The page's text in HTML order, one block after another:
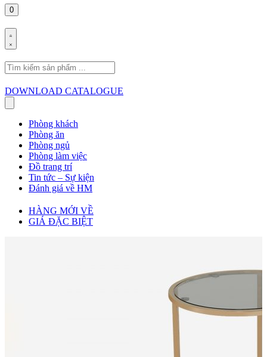
0
Search
for:
DOWNLOAD CATALOGUE
Phòng khách
Phòng ăn
Phòng ngủ
Phòng làm việc
Đồ trang trí
Tin tức – Sự kiện
Đánh giá về HM
HÀNG MỚI VỀ
GIÁ ĐẶC BIỆT